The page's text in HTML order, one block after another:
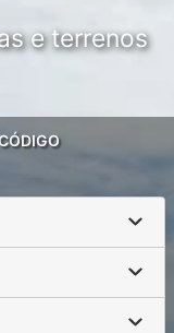
e terrenos